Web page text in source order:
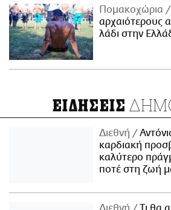
Πομακοχώρια
αρχαιότερους
λάδι στην
ΕΙΔΗΣΕΙΣ
Διεθνή
καρδιακή
καλύτερο
ποτέ στη ζωή